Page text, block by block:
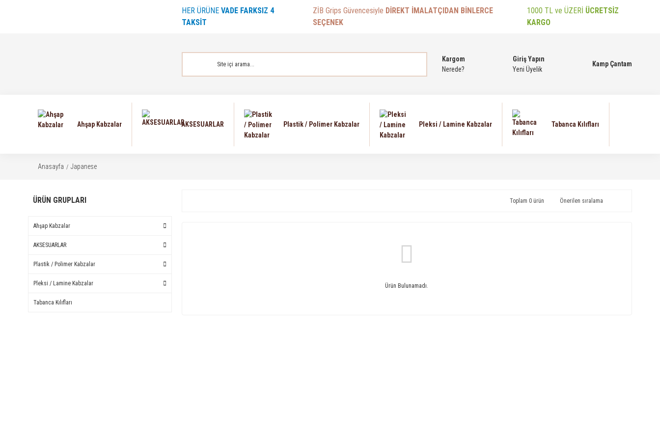
HER ÜRÜNE VADE FARKSIZ 4
TAKSİT
ZİB Grips Güvencesiyle DİREKT İMALATÇIDAN BİNLERCE
SEÇENEK
1000 TL ve ÜZERİ ÜCRETSİZ
KARGO
Kargom
Nerede?
Giriş Yapın
Yeni Üyelik
Kamp Çantam
Ahşap Kabzalar AKSESUARLAR Plastik / Polimer Kabzalar Pleksi / Lamine Kabzalar Tabanca Kılıfları
Anasayfa Japanese
ÜRÜN GRUPLARI
Ahşap Kabzalar
AKSESUARLAR
Plastik / Polimer Kabzalar
Pleksi / Lamine Kabzalar
Tabanca Kılıfları
Toplam 0 ürün
Ürün Bulunamadı.